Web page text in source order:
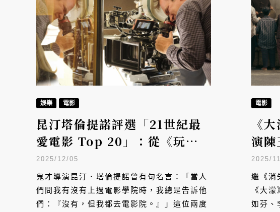
娛樂 電影
昆汀塔倫提諾評選「21世紀最
愛電影 Top 20」：從《玩具
總動員3》到《午夜巴黎》
2025/12/05
鬼才導演昆汀．塔倫提諾曾有句名言：「當人
們問我有沒有上過電影學院時，我總是告訴他
們：『沒有，但我都去電影院。』」這位兩度
電影
《
演
婷、
動人
2025/
繼《消
《大
如芬、